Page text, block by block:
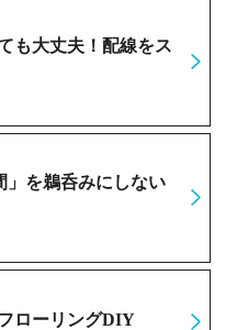
も大丈夫！配線をス
」を鵜呑みにしない
ローリングDIY